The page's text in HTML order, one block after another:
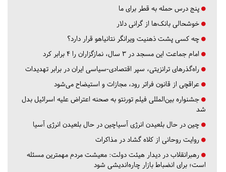
پنج درس‌ حمله به قطر برای ما
خوشحالی بانک‌ها از گرانی دلار
چه کسی پشت ذهنیت ویرانگر نتانیاهو قرار دارد؟
امام جماعت این مسجد در ۳ سال، نمازگزاران را ۴ برابر کرد
راه‌گذرهای ترانزیتی، سپر اقتصادی-سیاسی ایران در برابر تهدیدات
عراقچی از قانون فراتر رود، مجازات و استیضاح می‌شود
جشنواره بین‌المللی فیلم تورنتو به صحنه اعتراض علیه اسرائیل بدل
شد
چین در حال بلعیدن انرژی آسیاچین در حال بلعیدن انرژی آسیا
روایت روحانی از کلاه گشاد در مذاکرات
رهبرانقلاب در دیدار هیئت دولت: معیشت مردم مهمترین مسئله
است؛ برای انضباط بازار چاره‌اندیشی شود